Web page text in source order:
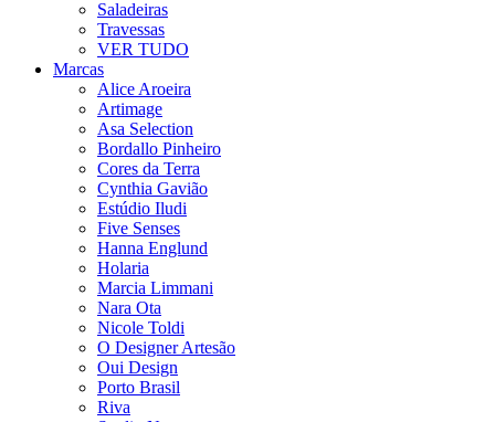
Saladeiras
Travessas
VER TUDO
Marcas
Alice Aroeira
Artimage
Asa Selection
Bordallo Pinheiro
Cores da Terra
Cynthia Gavião
Estúdio Iludi
Five Senses
Hanna Englund
Holaria
Marcia Limmani
Nara Ota
Nicole Toldi
O Designer Artesão
Oui Design
Porto Brasil
Riva